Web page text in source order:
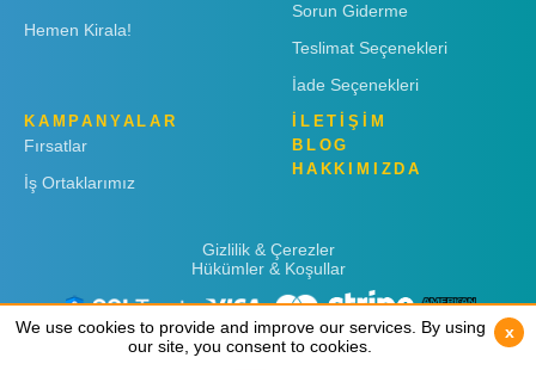
Hemen Kirala!
Sorun Giderme
Teslimat Seçenekleri
İade Seçenekleri
KAMPANYALAR
Fırsatlar
İş Ortaklarımız
İLETİŞİM
BLOG
HAKKIMIZDA
Gizlilik & Çerezler
Hükümler & Koşullar
We use cookies to provide and improve our services. By using
our site, you consent to cookies.
x
We use cookies to provide and improve our services. By using
our site, you consent to cookies.
x